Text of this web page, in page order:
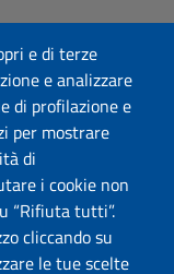
e di terze
e analizzare
di profilazione e
per mostrare
di
i cookie non
“Rifiuta tutti”.
cliccando su
le tue scelte
e Urbanistica